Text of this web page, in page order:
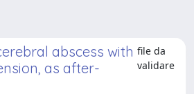
abscess with
as after-
file da
validare